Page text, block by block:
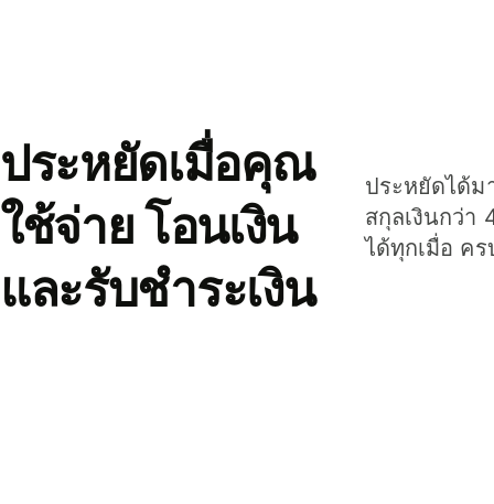
ประหยัดเมื่อคุณ
ใช้จ่าย โอนเงิน
และรับชำระเงิน
ประหยัดได้ม
สกุลเงินกว่า
ได้ทุกเมื่อ ค